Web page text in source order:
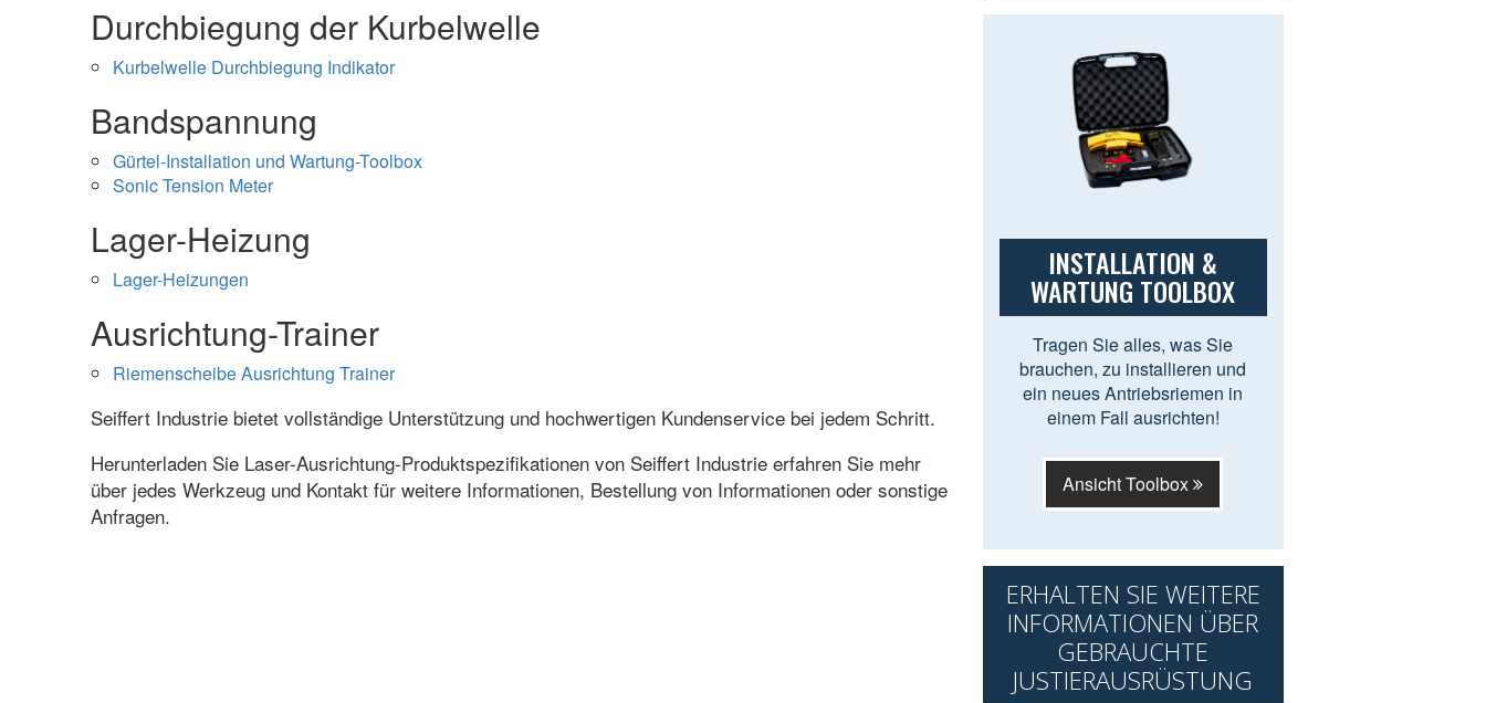
Durchbiegung der Kurbelwelle
Kurbelwelle Durchbiegung Indikator
Bandspannung
Gürtel-Installation und Wartung-Toolbox
Sonic Tension Meter
Lager-Heizung
Lager-Heizungen
Ausrichtung-Trainer
Riemenscheibe Ausrichtung Trainer
Seiffert Industrie bietet vollständige Unterstützung und hochwertigen Kundenservice bei jedem Schritt.
Herunterladen Sie Laser-Ausrichtung-Produktspezifikationen von Seiffert Industrie erfahren Sie mehr
über jedes Werkzeug und Kontakt für weitere Informationen, Bestellung von Informationen oder sonstige
Anfragen.
INSTALLATION &
WARTUNG TOOLBOX
Tragen Sie alles, was Sie
brauchen, zu installieren und
ein neues Antriebsriemen in
einem Fall ausrichten!
Ansicht Toolbox
ERHALTEN SIE WEITERE
INFORMATIONEN ÜBER
GEBRAUCHTE
JUSTIERAUSRÜSTUNG